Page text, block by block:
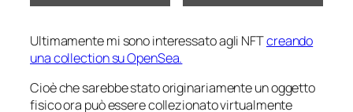
Ultimamente mi sono interessato agli NFTcreando
una collection su OpenSea.
Cioè che sarebbe stato originariamente un oggetto
fisico ora può essere collezionato virtualmente